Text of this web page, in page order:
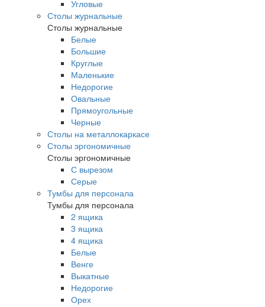
Угловые
Столы журнальные
Столы журнальные
Белые
Большие
Круглые
Маленькие
Недорогие
Овальные
Прямоугольные
Черные
Столы на металлокаркасе
Столы эргономичные
Столы эргономичные
С вырезом
Серые
Тумбы для персонала
Тумбы для персонала
2 ящика
3 ящика
4 ящика
Белые
Венге
Выкатные
Недорогие
Орех